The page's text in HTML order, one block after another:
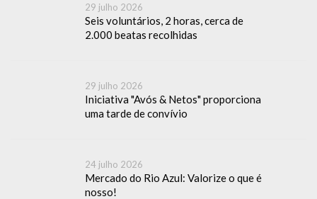
29 julho 2026
Seis voluntários, 2 horas, cerca de
2.000 beatas recolhidas
29 julho 2026
Iniciativa "Avós & Netos" proporciona
uma tarde de convívio
24 julho 2026
Mercado do Rio Azul: Valorize o que é
nosso!